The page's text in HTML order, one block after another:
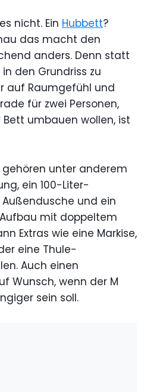
nicht. Ein Hubbett?
das macht den
anders. Denn statt
den Grundriss zu
auf Raumgefühl und
für zwei Personen,
umbauen wollen, ist
unter anderem
ein 100-Liter-
Außendusche und ein
mit doppeltem
Extras wie eine Markise,
eine Thule-
Auch einen
Wunsch, wenn der M
sein soll.